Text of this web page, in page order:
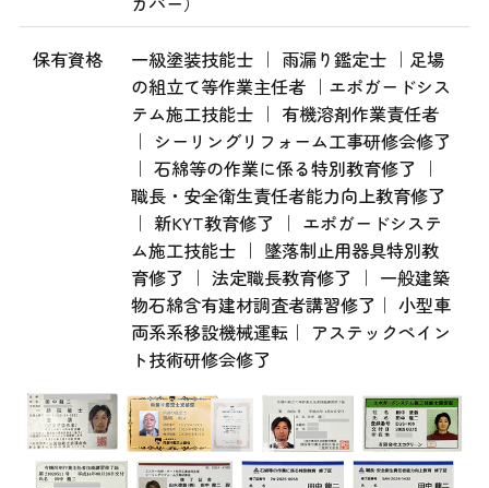
保有資格
一級塗装技能士 ｜ 雨漏り鑑定士 ｜足場
の組立て等作業主任者 ｜エポガードシス
テム施工技能士 ｜ 有機溶剤作業責任者
｜ シーリングリフォーム工事研修会修了
｜ 石綿等の作業に係る特別教育修了 ｜
職長・安全衛生責任者能力向上教育修了
｜ 新KYT教育修了 ｜ エポガードシステ
ム施工技能士 ｜ 墜落制止用器具特別教
育修了 ｜ 法定職長教育修了 ｜ 一般建築
物石綿含有建材調査者講習修了｜ 小型車
両系系移設機械運転｜ アステックペイン
ト技術研修会修了